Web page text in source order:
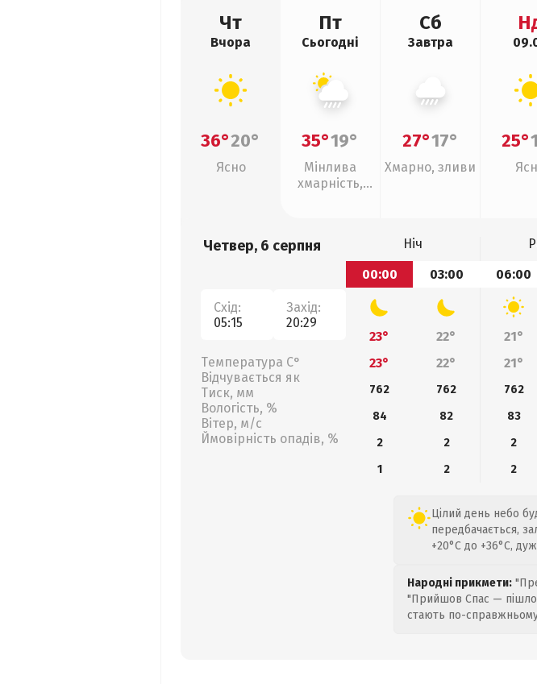
Чт
Вчора
36°20°
Ясно
Пт
Сьогодні
35°19°
Мінлива
хмарність,
Сб
Завтра
27°17°
Хмарно, зливи
25°
Четвер, 6 серпня
Схід:
05:15
Захід:
20:29
Температура С°
Відчувається як
Тиск, мм
Вологість, %
Вітер, м/с
Ймовірність опадів, %
Ніч
00:00
03:00 06:00
23° 22° 21°
23°
22° 21°
762 762 762
84
82 83
2
2 2
1
2 2
Цілий день небо
передбачається,
+20°C до +36°C,
Народні прикмети:
"Прийшов Спас — пішло
стають по-